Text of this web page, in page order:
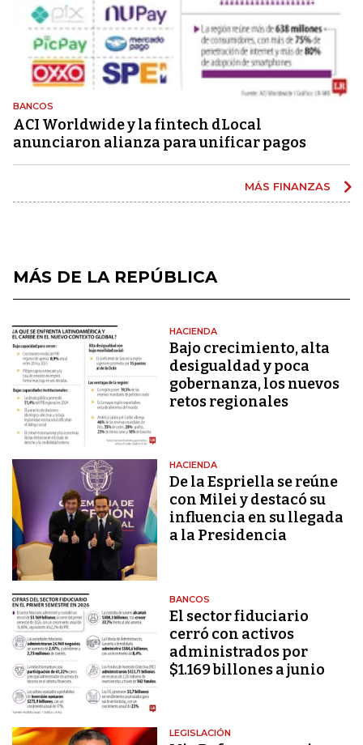
BANCOS
ACI Worldwide y la fintech dLocal
anunciaron alianza para unificar pagos
MÁS FINANZAS
MÁS DE LA REPÚBLICA
HACIENDA
Bajo crecimiento, alta
desigualdad y poca
gobernanza, los nuevos
retos regionales
HACIENDA
De la Espriella se reúne
con Milei y destacó su
influencia en su llegada
a la Presidencia
BANCOS
El sector fiduciario
cerró con activos
administrados por
$1.169 billones a junio
LEGISLACIÓN